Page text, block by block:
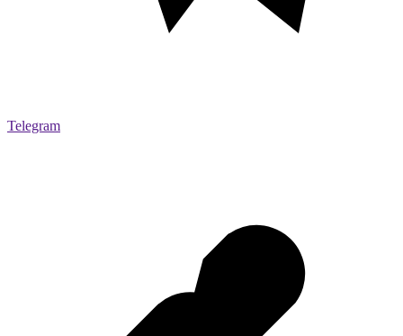
Telegram